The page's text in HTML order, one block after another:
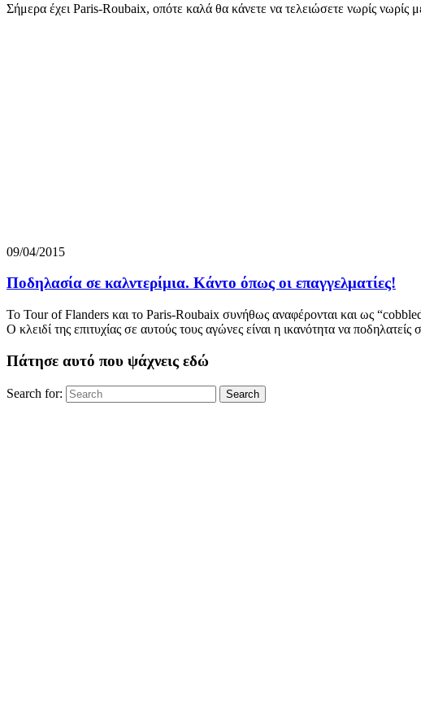
Σήμερα έχει Paris-Roubaix, οπότε καλά θα κάνετε να τελειώσετε νωρίς νωρίς
09/04/2015
Ποδηλασία σε καλντερίμια. Κάντο όπως οι επαγγελματίες!
Το Tour of Flanders και το Paris-Roubaix συνήθως αναφέρονται και ως
Ο κλειδί της επιτυχίας σε αυτούς τους αγώνες είναι η ικανότητα να
Πάτησε αυτό που ψάχνεις εδώ
Search for: Search